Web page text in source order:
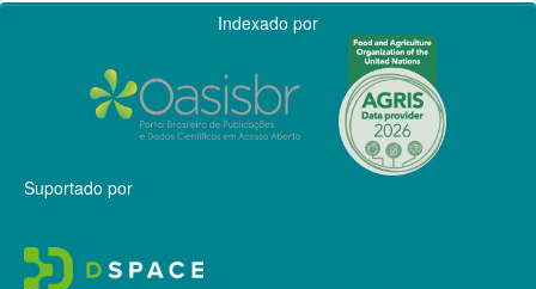
Indexado por
Suportado por